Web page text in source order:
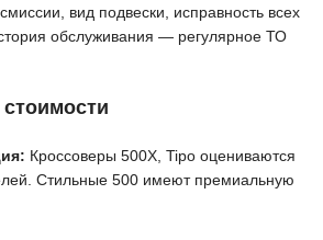
вид подвески, исправность всех
обслуживания — регулярное ТО
Кроссоверы 500X, Tipo оцениваются
Стильные 500 имеют премиальную